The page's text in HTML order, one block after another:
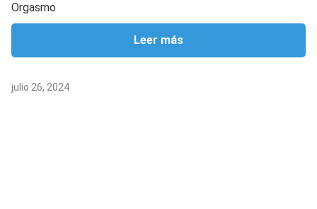
Orgasmo
Leer más
julio 26, 2024